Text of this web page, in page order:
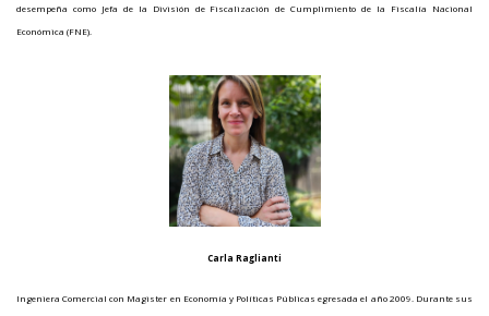
desempeña como Jefa de la División de Fiscalización de Cumplimiento de la Fiscalía Nacional
Económica (FNE).
Carla Raglianti
Ingeniera Comercial con Magister en Economía y Políticas Públicas egresada el año 2009. Durante sus